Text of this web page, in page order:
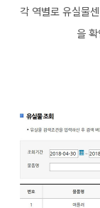
각 역별로 유실물
을